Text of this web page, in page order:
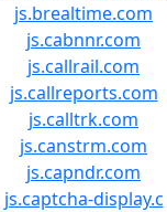
js.brealtime.com
js.cabnnr.com
js.callrail.com
js.callreports.com
js.calltrk.com
js.canstrm.com
js.capndr.com
js.captcha-display.c